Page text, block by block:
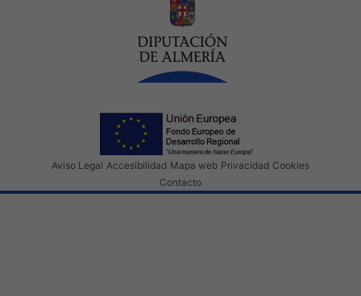
Aviso Legal Accesibilidad Mapa web Privacidad Cookies
Contacto